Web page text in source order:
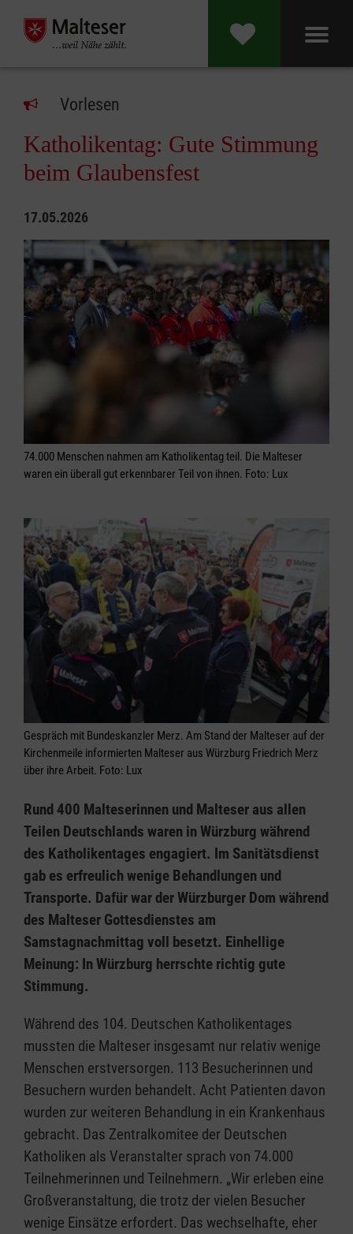
Vorlesen
Katholikentag: Gute Stimmung
beim Glaubensfest
17.05.2026
74.000 Menschen nahmen am Katholikentag teil. Die Malteser
waren ein überall gut erkennbarer Teil von ihnen. Foto: Lux
Gespräch mit Bundeskanzler Merz. Am Stand der Malteser auf der
Kirchenmeile informierten Malteser aus Würzburg Friedrich Merz
über ihre Arbeit. Foto: Lux
Rund 400 Malteserinnen und Malteser aus allen
Teilen Deutschlands waren in Würzburg während
des Katholikentages engagiert. Im Sanitätsdienst
gab es erfreulich wenige Behandlungen und
Transporte. Dafür war der Würzburger Dom während
des Malteser Gottesdienstes am
Samstagnachmittag voll besetzt. Einhellige
Meinung: In Würzburg herrschte richtig gute
Stimmung.
Während des 104. Deutschen Katholikentages
mussten die Malteser insgesamt nur relativ wenige
Menschen erstversorgen. 113 Besucherinnen und
Besuchern wurden behandelt. Acht Patienten davon
wurden zur weiteren Behandlung in ein Krankenhaus
gebracht. Das Zentralkomitee der Deutschen
Katholiken als Veranstalter sprach von 74.000
Teilnehmerinnen und Teilnehmern. „Wir erleben eine
Großveranstaltung, die trotz der vielen Besucher
wenige Einsätze erfordert. Das wechselhafte, eher